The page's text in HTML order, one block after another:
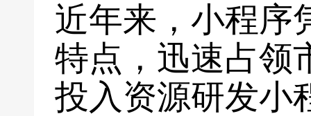
近年来，小程序
特点，迅速占领
投入资源研发小